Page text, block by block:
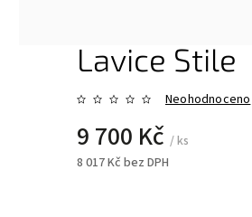
Lavice Stile
Neohodnoceno
9 700 Kč / ks
8 017 Kč bez DPH